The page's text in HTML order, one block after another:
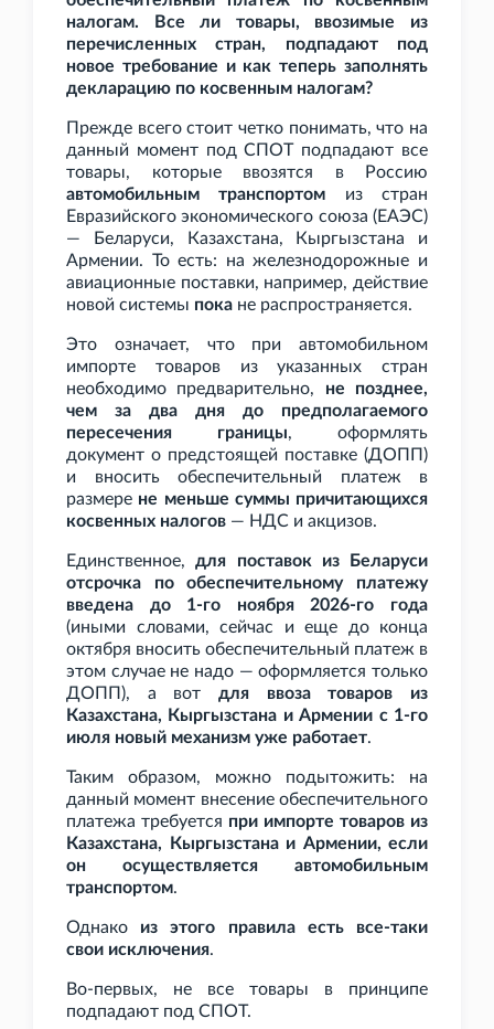
налогам. Все ли товары, ввозимые из
перечисленных стран, подпадают под
новое требование и как теперь заполнять
декларацию по косвенным налогам?
Прежде всего стоит четко понимать, что на
данный момент под СПОТ подпадают все
товары, которые ввозятся в Россию
автомобильным транспортом из стран
Евразийского экономического союза (ЕАЭС)
— Беларуси, Казахстана, Кыргызстана и
Армении. То есть: на железнодорожные и
авиационные поставки, например, действие
новой системы пока не распространяется.
Это означает, что при автомобильном
импорте товаров из указанных стран
необходимо предварительно, не позднее,
чем за два дня до предполагаемого
пересечения границы, оформлять
документ о предстоящей поставке (ДОПП)
и вносить обеспечительный платеж в
размере не меньше суммы причитающихся
косвенных налогов — НДС и акцизов.
Единственное,для поставок из Беларуси
отсрочка по обеспечительному платежу
введена до 1-го ноября 2026-го года
(иными словами, сейчас и еще до конца
октября вносить обеспечительный платеж в
этом случае не надо — оформляется только
ДОПП), а вот для ввоза товаров из
Казахстана, Кыргызстана и Армении с 1-го
июля новый механизм уже работает.
Таким образом, можно подытожить: на
данный момент внесение обеспечительного
платежа требуется при импорте товаров из
Казахстана, Кыргызстана и Армении, если
он осуществляется автомобильным
транспортом.
Однако из этого правила есть все-таки
свои исключения.
Во-первых, не все товары в принципе
подпадают под СПОТ.